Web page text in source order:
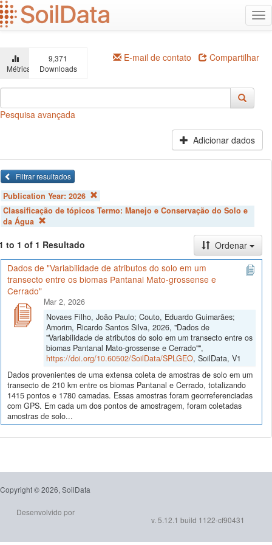
Ir
para
o
principal
Métricas
9,371
Downloads
E-mail de contato Compartilhar
Pesquisa avançada
Adicionar dados
Filtrar resultados
Publication Year: 2026
Classificação de tópicos Termo: Manejo e Conservação do Solo e
da Água
to 1 of 1 Resultado
Ordenar
Dados de "Variabilidade de atributos do solo em um
transecto entre os biomas Pantanal Mato-grossense e
Cerrado"
Mar 2, 2026
Novaes Filho, João Paulo; Couto, Eduardo Guimarães;
Amorim, Ricardo Santos Silva, 2026, "Dados de
"Variabilidade de atributos do solo em um transecto entre os
biomas Pantanal Mato-grossense e Cerrado"",
https://doi.org/10.60502/SoilData/SPLGEO, SoilData, V1
Dados provenientes de uma extensa coleta de amostras de solo em um
transecto de 210 km entre os biomas Pantanal e Cerrado, totalizando
1415 pontos e 1780 camadas. Essas amostras foram georreferenciadas
com GPS. Em cada um dos pontos de amostragem, foram coletadas
amostras de solo...
Copyright © 2026, SoilData
Desenvolvido por
v. 5.12.1 build 1122-cf90431